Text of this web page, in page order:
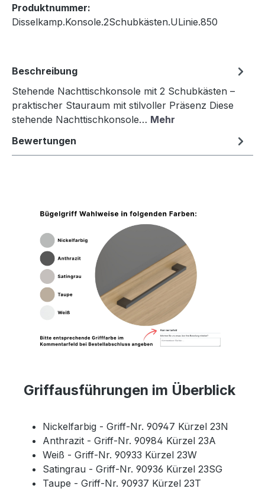
Produktnummer:
Disselkamp.Konsole.2Schubkästen.ULinie.850
Beschreibung
Stehende Nachttischkonsole mit 2 Schubkästen –
praktischer Stauraum mit stilvoller Präsenz Diese
stehende Nachttischkonsole… Mehr
Bewertungen
Griffausführungen im Überblick
Nickelfarbig - Griff-Nr. 90947 Kürzel 23N
Anthrazit - Griff-Nr. 90984 Kürzel 23A
Weiß - Griff-Nr. 90933 Kürzel 23W
Satingrau - Griff-Nr. 90936 Kürzel 23SG
Taupe - Griff-Nr. 90937 Kürzel 23T